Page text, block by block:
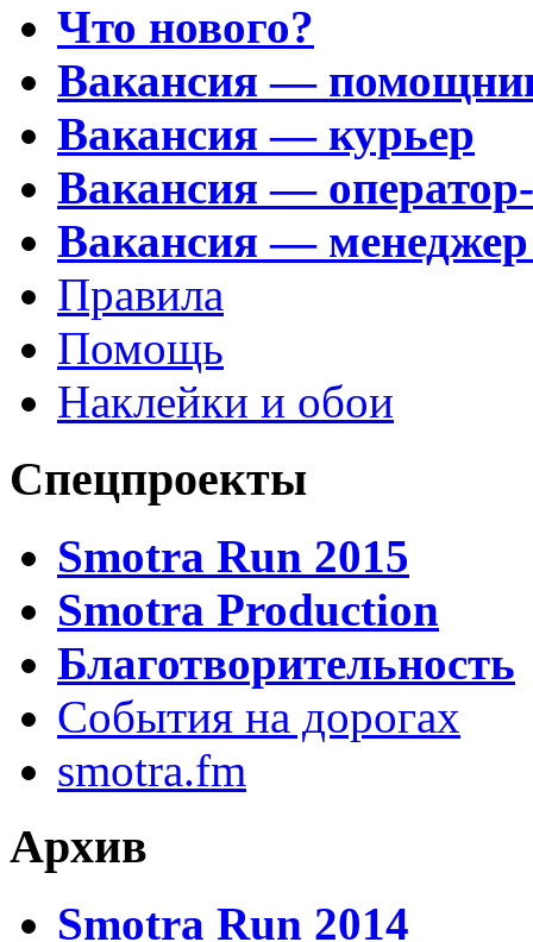
Что нового?
Вакансия —
Вакансия — курьер
Вакансия —
Вакансия —
Правила
Помощь
Наклейки и обои
Спецпроекты
Smotra Run 2015
Smotra Production
Благотворительность
События на дорогах
smotra.fm
Архив
Smotra Run 2014